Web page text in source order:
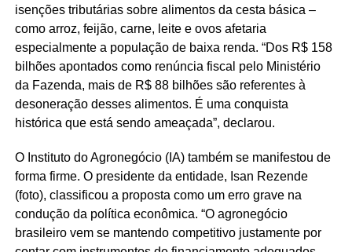
isenções tributárias sobre alimentos da cesta básica –
como arroz, feijão, carne, leite e ovos afetaria
especialmente a população de baixa renda. “Dos R$ 158
bilhões apontados como renúncia fiscal pelo Ministério
da Fazenda, mais de R$ 88 bilhões são referentes à
desoneração desses alimentos. É uma conquista
histórica que está sendo ameaçada”, declarou.
O Instituto do Agronegócio (IA) também se manifestou de
forma firme. O presidente da entidade, Isan Rezende
(foto), classificou a proposta como um erro grave na
condução da política econômica. “O agronegócio
brasileiro vem se mantendo competitivo justamente por